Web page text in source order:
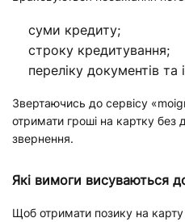
суми кредиту;
строку кредитування;
переліку документів
Звертаючись до сервісу
отримати гроші на картку без
звернення.
Які вимоги висуваються
Щоб отримати позику на карту